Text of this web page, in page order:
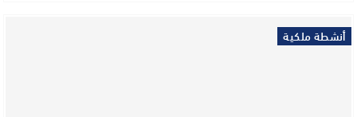
أنشطة ملكية